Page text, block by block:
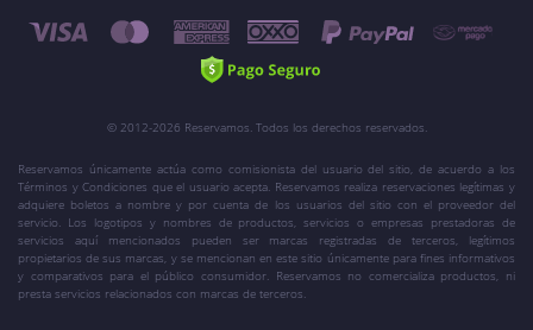
© 2012-2026 Reservamos. Todos los derechos reservados.
Reservamos únicamente actúa como comisionista del usuario del sitio, de acuerdo a los
Términos y Condiciones que el usuario acepta. Reservamos realiza reservaciones legítimas y
adquiere boletos a nombre y por cuenta de los usuarios del sitio con el proveedor del
servicio. Los logotipos y nombres de productos, servicios o empresas prestadoras de
servicios aquí mencionados pueden ser marcas registradas de terceros, legítimos
propietarios de sus marcas, y se mencionan en este sitio únicamente para fines informativos
y comparativos para el público consumidor. Reservamos no comercializa productos, ni
presta servicios relacionados con marcas de terceros.